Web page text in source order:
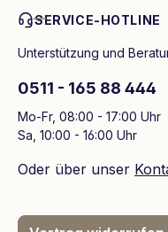
SERVICE-HOTLINE
Unterstützung und
0511 - 165 88 444
Mo-Fr, 08:00 - 17:00 Uhr
Sa, 10:00 - 16:00 Uhr
Oder über unser